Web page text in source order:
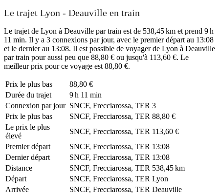
Le trajet Lyon - Deauville en train
Le trajet de Lyon à Deauville par train est de 538,45 km et prend 9 h
11 min. Il y a 3 connexions par jour, avec le premier départ au 13:08
et le dernier au 13:08. Il est possible de voyager de Lyon à Deauville
par train pour aussi peu que 88,80 € ou jusqu'à 113,60 €. Le
meilleur prix pour ce voyage est 88,80 €.
Prix ​​le plus bas
88,80 €
Durée du trajet
9 h 11 min
Connexion par jour SNCF, Frecciarossa, TER 3
Prix ​​le plus bas
SNCF, Frecciarossa, TER 88,80 €
Le prix le plus
élevé
SNCF, Frecciarossa, TER 113,60 €
Premier départ
SNCF, Frecciarossa, TER 13:08
Dernier départ
SNCF, Frecciarossa, TER 13:08
Distance
SNCF, Frecciarossa, TER 538,45 km
Départ
SNCF, Frecciarossa, TER Lyon
Arrivée
SNCF, Frecciarossa, TER Deauville